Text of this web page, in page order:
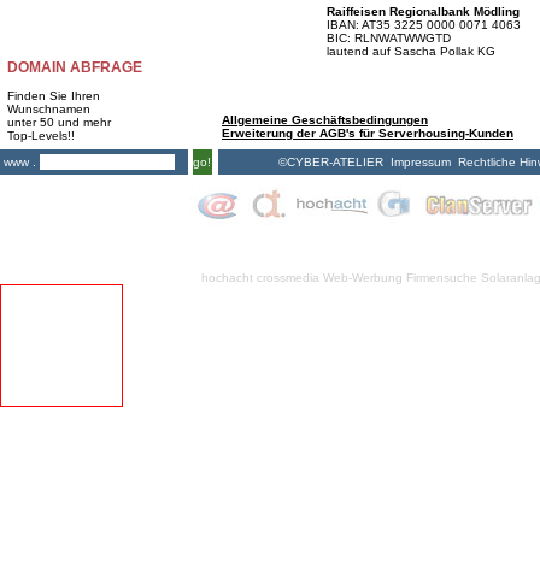
DOMAIN ABFRAGE
Finden Sie Ihren
Wunschnamen
unter 50 und mehr
Top-Levels!!
www .
go!
Raiffeisen Regionalbank Mödling
IBAN: AT35 3225 0000 0071 4063
BIC: RLNWATWWGTD
lautend auf Sascha Pollak KG
Allgemeine Geschäftsbedingungen
Erweiterung der AGB's für Serverhousing-Kunden
©CYBER-ATELIER Impressum Rechtliche
hochacht crossmedia Web-Werbung Firmensuche